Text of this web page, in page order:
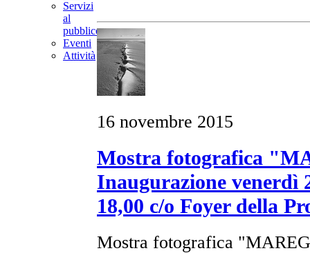
Servizi
al
pubblico
Eventi
Attività
16 novembre 2015
Mostra fotografica
Inaugurazione venerdì
18,00 c/o Foyer della
Mostra fotografica